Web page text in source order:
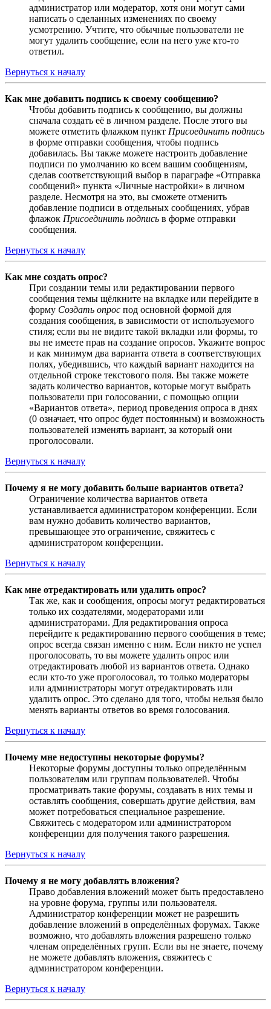
администратор или модератор, хотя они могут сами
написать о сделанных изменениях по своему
усмотрению. Учтите, что обычные пользователи не
могут удалить сообщение, если на него уже кто-то
ответил.
Вернуться к началу
Как мне добавить подпись к своему сообщению?
Чтобы добавить подпись к сообщению, вы должны
сначала создать её в личном разделе. После этого вы
можете отметить флажком пункт Присоединить подпись
в форме отправки сообщения, чтобы подпись
добавилась. Вы также можете настроить добавление
подписи по умолчанию ко всем вашим сообщениям,
сделав соответствующий выбор в параграфе «Отправка
сообщений» пункта «Личные настройки» в личном
разделе. Несмотря на это, вы сможете отменить
добавление подписи в отдельных сообщениях, убрав
флажок Присоединить подпись в форме отправки
сообщения.
Вернуться к началу
Как мне создать опрос?
При создании темы или редактировании первого
сообщения темы щёлкните на вкладке или перейдите в
форму Создать опрос под основной формой для
создания сообщения, в зависимости от используемого
стиля; если вы не видите такой вкладки или формы, то
вы не имеете прав на создание опросов. Укажите вопрос
и как минимум два варианта ответа в соответствующих
полях, убедившись, что каждый вариант находится на
отдельной строке текстового поля. Вы также можете
задать количество вариантов, которые могут выбрать
пользователи при голосовании, с помощью опции
«Вариантов ответа», период проведения опроса в днях
(0 означает, что опрос будет постоянным) и возможность
пользователей изменять вариант, за который они
проголосовали.
Вернуться к началу
Почему я не могу добавить больше вариантов ответа?
Ограничение количества вариантов ответа
устанавливается администратором конференции. Если
вам нужно добавить количество вариантов,
превышающее это ограничение, свяжитесь с
администратором конференции.
Вернуться к началу
Как мне отредактировать или удалить опрос?
Так же, как и сообщения, опросы могут редактироваться
только их создателями, модераторами или
администраторами. Для редактирования опроса
перейдите к редактированию первого сообщения в теме;
опрос всегда связан именно с ним. Если никто не успел
проголосовать, то вы можете удалить опрос или
отредактировать любой из вариантов ответа. Однако
если кто-то уже проголосовал, то только модераторы
или администраторы могут отредактировать или
удалить опрос. Это сделано для того, чтобы нельзя было
менять варианты ответов во время голосования.
Вернуться к началу
Почему мне недоступны некоторые форумы?
Некоторые форумы доступны только определённым
пользователям или группам пользователей. Чтобы
просматривать такие форумы, создавать в них темы и
оставлять сообщения, совершать другие действия, вам
может потребоваться специальное разрешение.
Свяжитесь с модератором или администратором
конференции для получения такого разрешения.
Вернуться к началу
Почему я не могу добавлять вложения?
Право добавления вложений может быть предоставлено
на уровне форума, группы или пользователя.
Администратор конференции может не разрешить
добавление вложений в определённых форумах. Также
возможно, что добавлять вложения разрешено только
членам определённых групп. Если вы не знаете, почему
не можете добавлять вложения, свяжитесь с
администратором конференции.
Вернуться к началу